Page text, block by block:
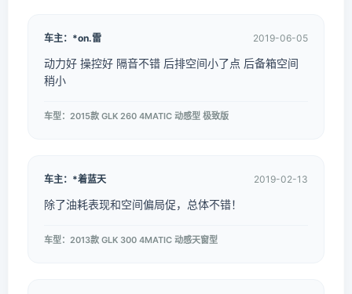
车主：*on.雷 2019-06-05
动力好 操控好 隔音不错 后排空间小了点 后备箱空间
稍小
车型：2015款 GLK 260 4MATIC 动感型 极致版
车主：*着蓝天 2019-02-13
除了油耗表现和空间偏局促，总体不错！
车型：2013款 GLK 300 4MATIC 动感天窗型